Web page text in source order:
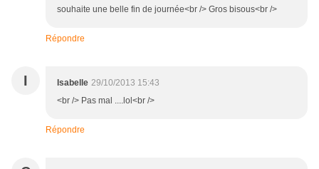
souhaite une belle fin de journée<br /> Gros bisous<br />
Répondre
I Isabelle 29/10/2013 15:43
<br /> Pas mal ....lol<br />
Répondre